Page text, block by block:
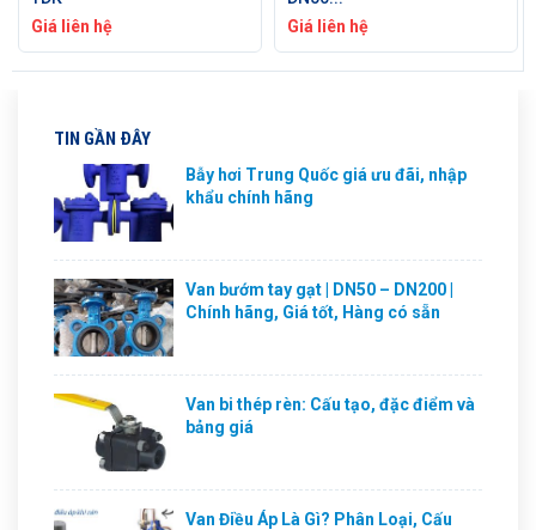
TIN GẦN ĐÂY
Bẫy hơi Trung Quốc giá ưu đãi, nhập
khẩu chính hãng
Van bướm tay gạt | DN50 – DN200 |
Chính hãng, Giá tốt, Hàng có sẵn
Van bi thép rèn: Cấu tạo, đặc điểm và
bảng giá
Van Điều Áp Là Gì? Phân Loại, Cấu
Giá liên hệ
Giá liên hệ